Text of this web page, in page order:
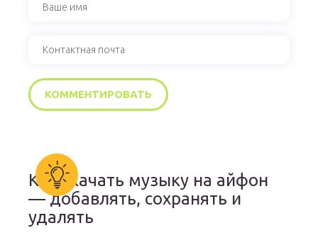
Как скачать музыку на айфон
— добавлять, сохранять и
удалять